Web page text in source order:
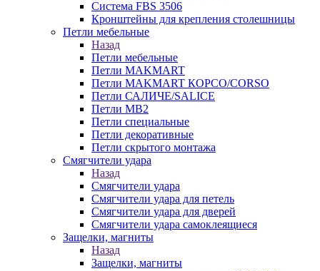
Система FBS 3506
Кронштейны для крепления столешницы
Петли мебельные
Назад
Петли мебельные
Петли MAKMART
Петли MAKMART КОРСО/CORSO
Петли САЛИЧЕ/SALICE
Петли MB2
Петли специальные
Петли декоративные
Петли скрытого монтажа
Смягчители удара
Назад
Смягчители удара
Смягчители удара для петель
Смягчители удара для дверей
Cмягчители удара самоклеящиеся
Защелки, магниты
Назад
Защелки, магниты